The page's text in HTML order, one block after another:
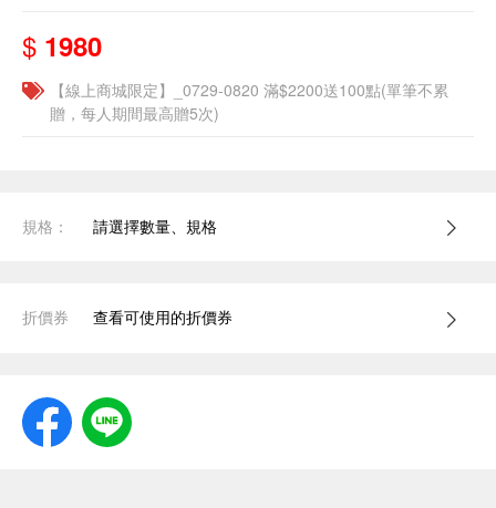
$ 1980
【線上商城限定】_0729-0820 滿$2200送100點(單筆不累
贈，每人期間最高贈5次)
規格： 請選擇數量、規格
折價券 查看可使用的折價券